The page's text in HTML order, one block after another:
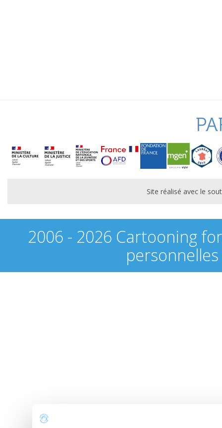
Site réalisé avec le
2006 - 2026 Cartooning
personnelles